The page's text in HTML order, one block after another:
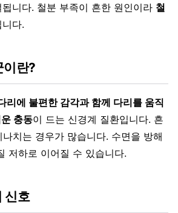
됩니다. 철분 부족이 흔한 원인이라 철
다.
이란?
리에 불편한 감각과 함께 다리를 움직
충동이 드는 신경계 질환입니다. 흔
치는 경우가 많습니다. 수면을 방해
저하로 이어질 수 있습니다.
신호